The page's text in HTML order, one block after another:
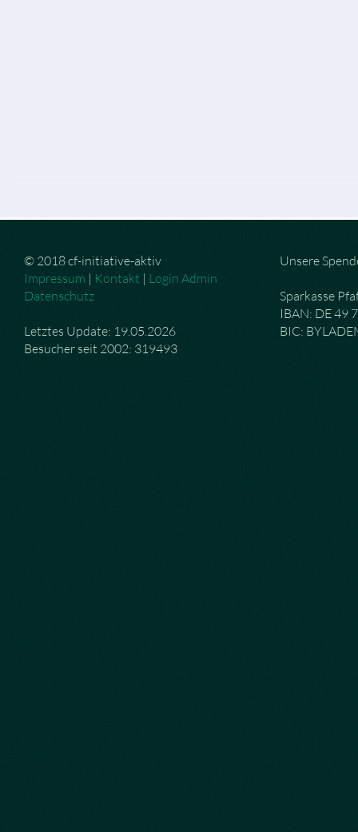
© 2018 cf-initiative-aktiv
Impressum | Kontakt | Login Admin
Datenschutz
Letztes Update: 19.05.2026
Besucher seit 2002: 319493
Unsere
Sparkasse
IBAN: DE 49
BIC: